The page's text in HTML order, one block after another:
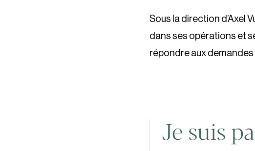
Sous la direction d’Axel
dans ses opérations et
répondre aux
Je suis